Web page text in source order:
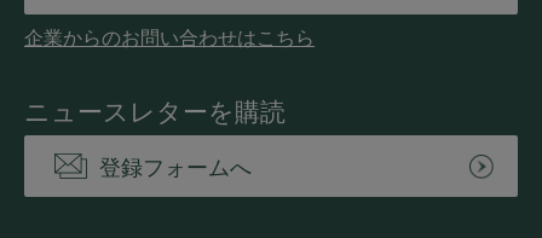
企業からのお問い合わせはこちら
ニュースレターを購読
登録フォームへ